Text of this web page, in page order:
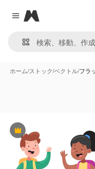
Close menu
Magnific
ホーム/ストック/ベクトル/フラ
Premium